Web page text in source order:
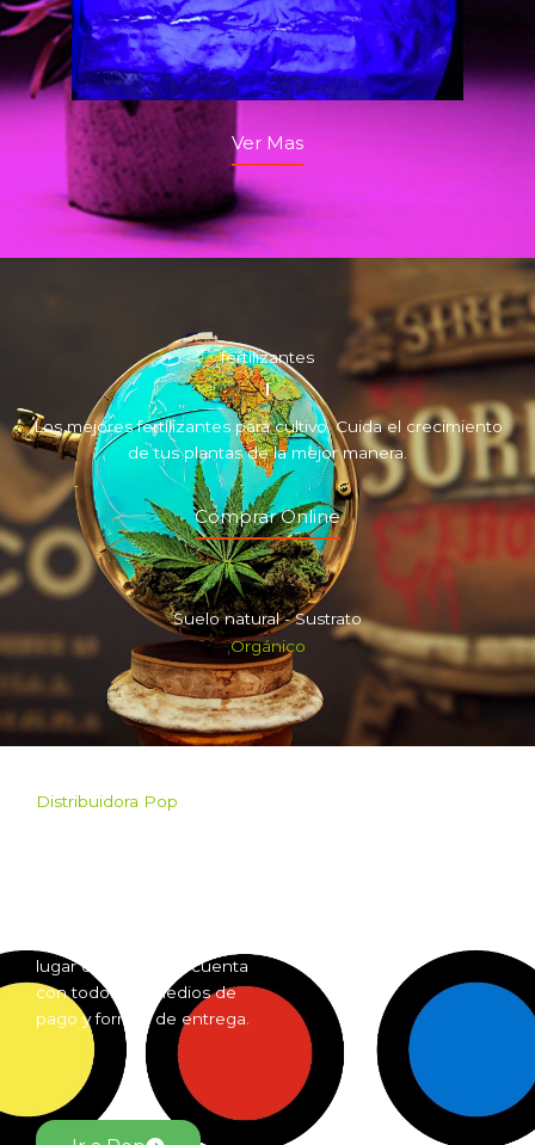
Ver Mas
fertilizantes
Los mejores fertilizantes para cultivo. Cuida el crecimiento
de tus plantas de la mejor manera.
Comprar Online
Suelo natural - Sustrato
Orgánico
Distribuidora Pop
lugar del país. Pop cuenta
con todos los medios de
pago y formas de entrega.